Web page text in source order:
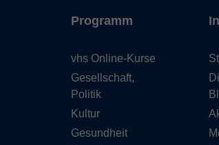
Programm
vhs Online-Kurse
Gesellschaft,
Politik
Kultur
Gesundheit